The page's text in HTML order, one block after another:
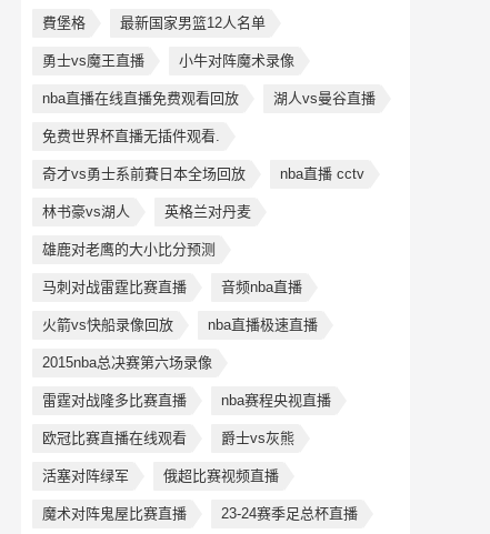
費堡格 最新国家男篮12人名单
勇士vs魔王直播 小牛对阵魔术录像
nba直播在线直播免费观看回放 湖人vs曼谷直播
免费世界杯直播无插件观看.
奇才vs勇士系前賽日本全场回放 nba直播 cctv
林书豪vs湖人 英格兰对丹麦
雄鹿对老鹰的大小比分预测
马刺对战雷霆比赛直播 音频nba直播
火箭vs快船录像回放 nba直播极速直播
2015nba总决赛第六场录像
雷霆对战隆多比赛直播 nba赛程央视直播
欧冠比赛直播在线观看 爵士vs灰熊
活塞对阵绿军 俄超比赛视频直播
魔术对阵鬼屋比赛直播 23-24赛季足总杯直播